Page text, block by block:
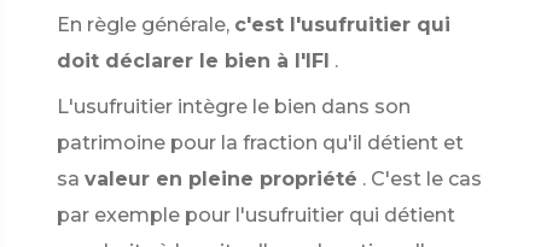
En règle générale, c'est l'usufruitier qui
doit déclarer le bien à l'IFI .
L'usufruitier intègre le bien dans son
patrimoine pour la fraction qu'il détient et
sa valeur en pleine propriété . C'est le cas
par exemple pour l'usufruitier qui détient